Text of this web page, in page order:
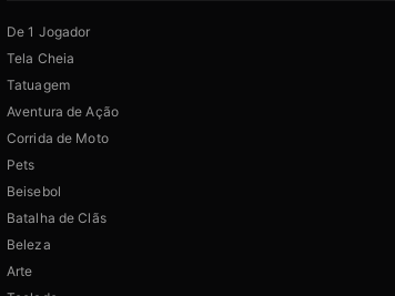
De 1 Jogador
Tela Cheia
Tatuagem
Aventura de Ação
Corrida de Moto
Pets
Beisebol
Batalha de Clãs
Beleza
Arte